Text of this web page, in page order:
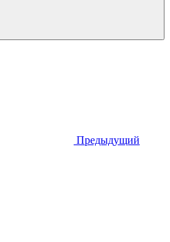
Предыдущий